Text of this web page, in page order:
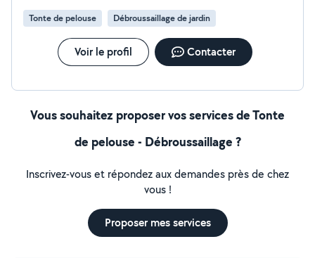
intervenons rapidement dans toute la région. Travail
sérieux Devis gratuit Résultats garantie.
Tonte de pelouse Débroussaillage de jardin
Voir le profil Contacter
Vous souhaitez proposer vos services de Tonte
de pelouse - Débroussaillage ?
Inscrivez-vous et répondez aux demandes près de chez
vous !
Proposer mes services